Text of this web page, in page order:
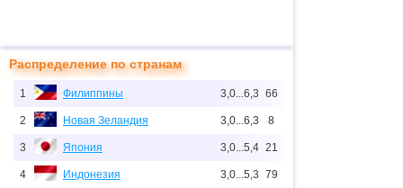
Распределение по странам
1 Филиппины 3,0...6,3 66
2 Новая Зеландия 3,0...6,3 8
3 Япония 3,0...5,4 21
4 Индонезия 3,0...5,3 79